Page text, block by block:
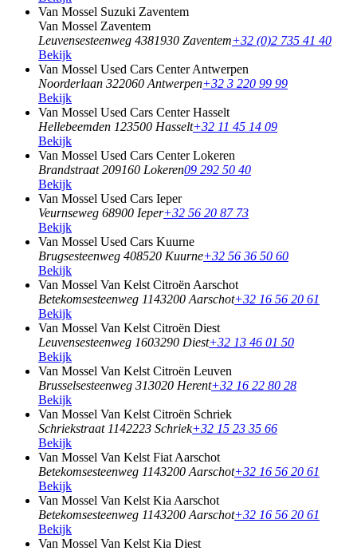
Van Mossel Suzuki Zaventem
Van Mossel Zaventem
Leuvensesteenweg 4381930 Zaventem+32 (0)2 735 41 40
Bekijk
Van Mossel Used Cars Center Antwerpen
Noorderlaan 322060 Antwerpen+32 3 220 99 99
Bekijk
Van Mossel Used Cars Center Hasselt
Hellebeemden 123500 Hasselt+32 11 45 14 09
Bekijk
Van Mossel Used Cars Center Lokeren
Brandstraat 209160 Lokeren09 292 50 40
Bekijk
Van Mossel Used Cars Ieper
Veurnseweg 68900 Ieper+32 56 20 87 73
Bekijk
Van Mossel Used Cars Kuurne
Brugsesteenweg 408520 Kuurne+32 56 36 50 60
Bekijk
Van Mossel Van Kelst Citroën Aarschot
Betekomsesteenweg 1143200 Aarschot+32 16 56 20 61
Bekijk
Van Mossel Van Kelst Citroën Diest
Leuvensesteenweg 1603290 Diest+32 13 46 01 50
Bekijk
Van Mossel Van Kelst Citroën Leuven
Brusselsesteenweg 313020 Herent+32 16 22 80 28
Bekijk
Van Mossel Van Kelst Citroën Schriek
Schriekstraat 1142223 Schriek+32 15 23 35 66
Bekijk
Van Mossel Van Kelst Fiat Aarschot
Betekomsesteenweg 1143200 Aarschot+32 16 56 20 61
Bekijk
Van Mossel Van Kelst Kia Aarschot
Betekomsesteenweg 1143200 Aarschot+32 16 56 20 61
Bekijk
Van Mossel Van Kelst Kia Diest